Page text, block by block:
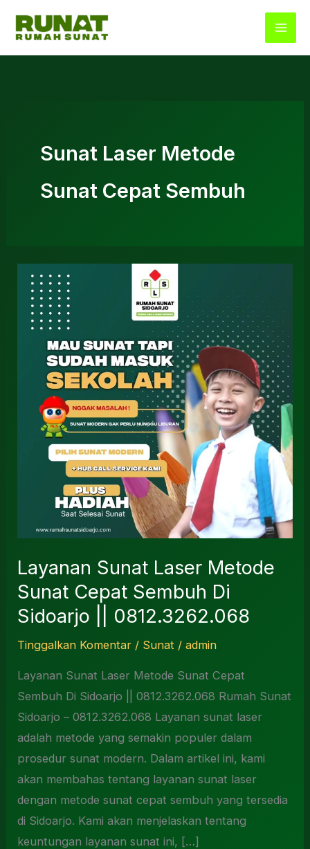
Sunat Laser Metode
Sunat Cepat Sembuh
Layanan Sunat Laser Metode
Sunat Cepat Sembuh Di
Sidoarjo || 0812.3262.068
Tinggalkan Komentar / Sunat /admin
Layanan Sunat Laser Metode Sunat Cepat
Sembuh Di Sidoarjo || 0812.3262.068 Rumah Sunat
Sidoarjo – 0812.3262.068 Layanan sunat laser
adalah metode yang semakin populer dalam
prosedur sunat modern. Dalam artikel ini, kami
akan membahas tentang layanan sunat laser
dengan metode sunat cepat sembuh yang tersedia
di Sidoarjo. Kami akan menjelaskan tentang
keuntungan layanan sunat ini, […]
Layanan
Sunat
Laser
Sunat
Cepat
Sembuh
Sidoarjo
0812.3262.068